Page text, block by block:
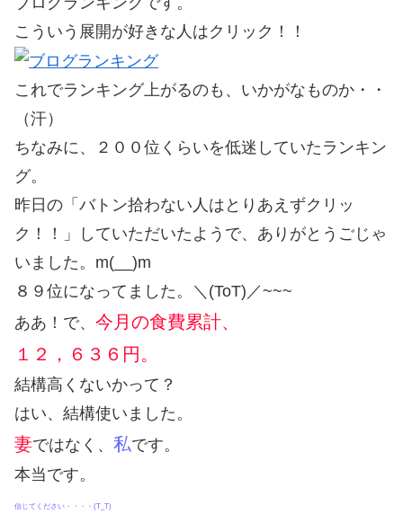
こういう展開が好きな人はクリック！！
これでランキング上がるのも、いかがなものか・・
（汗）
ちなみに、２００位くらいを低迷していたランキン
グ。
昨日の「バトン拾わない人はとりあえずクリッ
ク！！」していただいたようで、ありがとうごじゃ
いました。m(__)m
８９位になってました。＼(ToT)／~~~
ああ！で、 今月の食費累計、
１２，６３６円。
結構高くないかって？
はい、結構使いました。
妻ではなく、 私です。
本当です。
信じてください・・・・(T_T)